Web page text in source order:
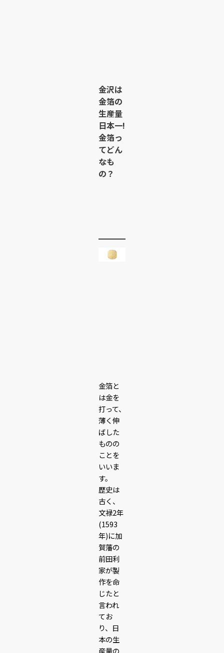
金沢は
金箔の
生産量
日本一!
金箔っ
てどん
なも
の？
金箔と
は金を
打って、
薄く伸
ばした
ものの
ことを
いいま
す。
歴史は
古く、
文禄2年
(1593
年)に加
賀藩の
前田利
家が製
作を命
じたと
言われ
てお
り、日
本の生